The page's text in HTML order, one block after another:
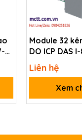
Expandable:
2500 Vrms
Module 32
DO ICP DAS
CR
Liên hệ
Xem